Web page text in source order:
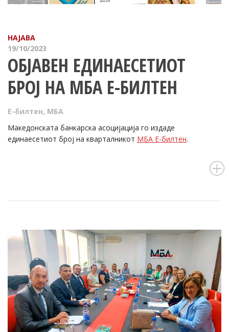
НАЈАВА
19/10/2023
ОБЈАВЕН ЕДИНАЕСЕТИОТ
БРОЈ НА МБА Е-БИЛТЕН
Е-билтен, МБА
Македонската банкарска асоцијација го издаде
единаесетиот број на кварталникот МБА Е-билтен.